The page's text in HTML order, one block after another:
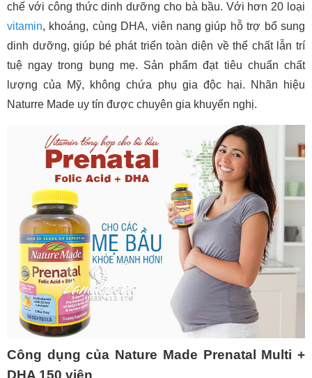
chế với công thức dinh dưỡng cho bà bầu. Với hơn 20 loại
vitamin, khoáng, cùng DHA, viên nang giúp hỗ trợ bổ sung
dinh dưỡng, giúp bé phát triển toàn diện về thể chất lẫn trí
tuệ ngay trong bụng mẹ. Sản phẩm đạt tiêu chuẩn chất
lượng của Mỹ, không chứa phụ gia độc hại. Nhãn hiệu
Naturre Made uy tín được chuyên gia khuyến nghị.
Công dụng của Nature Made Prenatal Multi +
DHA 150 viên